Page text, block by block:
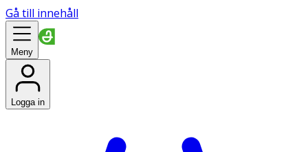
Gå till innehåll
Meny
Logga in